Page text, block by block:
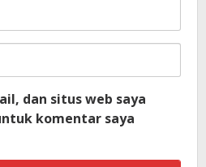
dan situs web saya
komentar saya